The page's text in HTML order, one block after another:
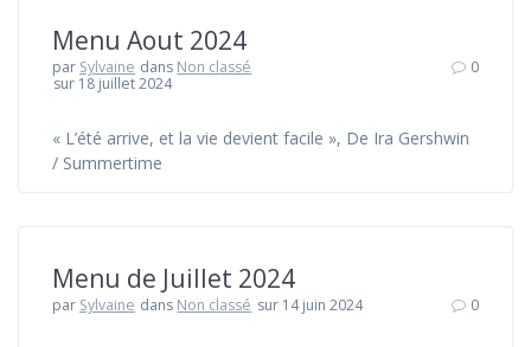
Menu Aout 2024
par Sylvaine dans Non classé
sur 18 juillet 2024
0
« L’été arrive, et la vie devient facile », De Ira Gershwin
/ Summertime
Menu de Juillet 2024
par Sylvaine dans Non classé sur 14 juin 2024 0